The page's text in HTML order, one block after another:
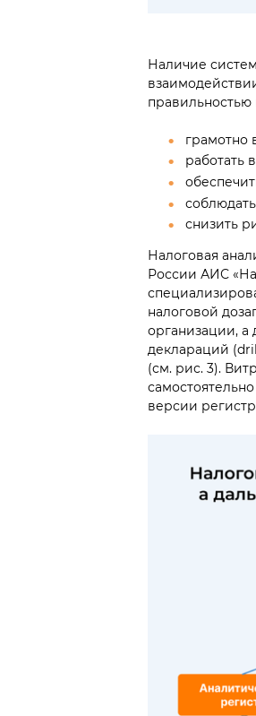
Наличие
грамотно
работать
снизить
Налоговая
России АИС
налоговой
организации,
деклараций
(см. рис. 3).
версии